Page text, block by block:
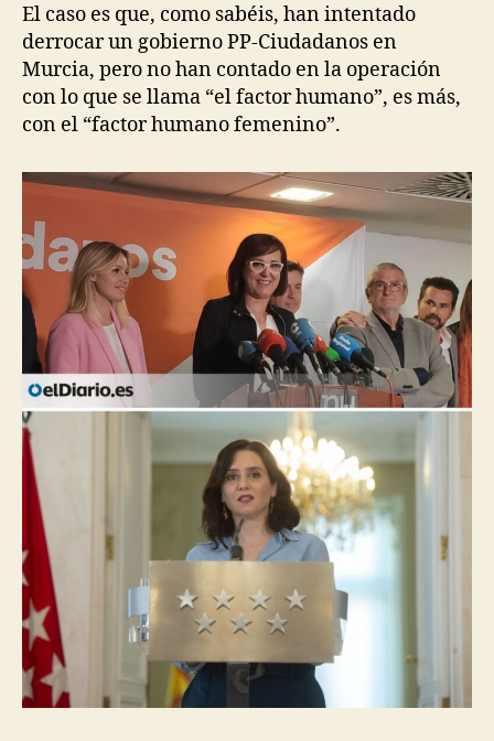
El caso es que, como sabéis, han intentado
derrocar un gobierno PP-Ciudadanos en
Murcia, pero no han contado en la operación
con lo que se llama “el factor humano”, es más,
con el “factor humano femenino”.